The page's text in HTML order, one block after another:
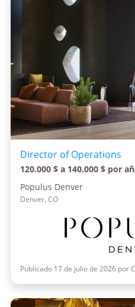
Director of Operations
120.000 $ a 140.000 $ por
Populus Denver
Denver, CO
Publicado 17 de julio de 2026 por